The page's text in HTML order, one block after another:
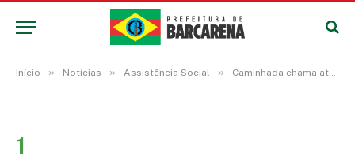
Início » Notícias » Assistência Social » Caminhada chama atenção para proteção de crianças e adolescentes
1